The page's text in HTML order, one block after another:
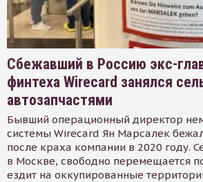
Сбежавший в Россию экс-
финтеха Wirecard занялся
автозапчастями
Бывший операционный директор
системы Wirecard Ян Марсалек
после краха компании в 2020 году.
в Москве, свободно перемещается
ездит на оккупированные